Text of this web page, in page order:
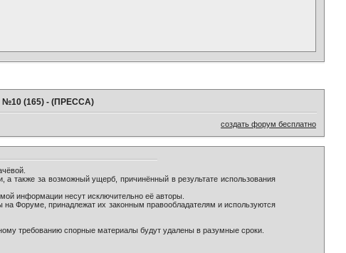
№10 (165) - (ПРЕССА)
создать форум бесплатно
также за возможный ущерб, причинённый в результате использования
информации несут исключительно её авторы.
Форуме, принадлежат их законным правообладателям и используются
требованию спорные материалы будут удалены в разумные сроки.